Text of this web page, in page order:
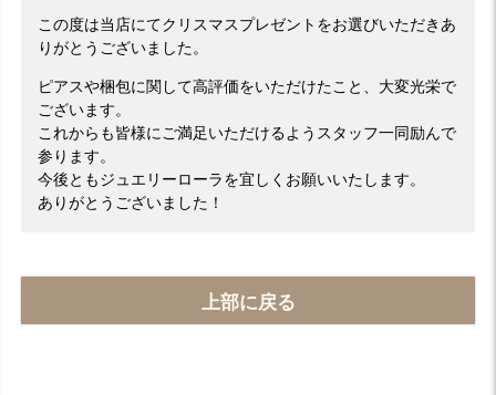
この度は当店にてクリスマスプレゼントをお選びいただきあ
りがとうございました。
ピアスや梱包に関して高評価をいただけたこと、大変光栄で
ございます。
これからも皆様にご満足いただけるようスタッフ一同励んで
参ります。
今後ともジュエリーローラを宜しくお願いいたします。
ありがとうございました！
上部に戻る